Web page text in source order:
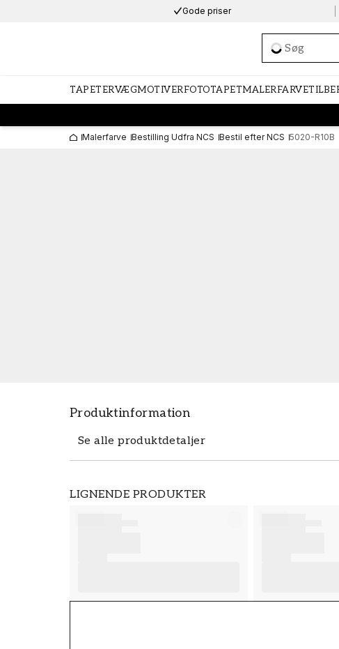
Gode priser
Loading…
TAPETERVÆGMOTIVERFOTOTAPETMALERFARVE
Malerfarve Bestilling Udfra NCS Bestil efter NCS 5020-R10B
Produktinformation
Se alle produktdetaljer
LIGNENDE PRODUKTER